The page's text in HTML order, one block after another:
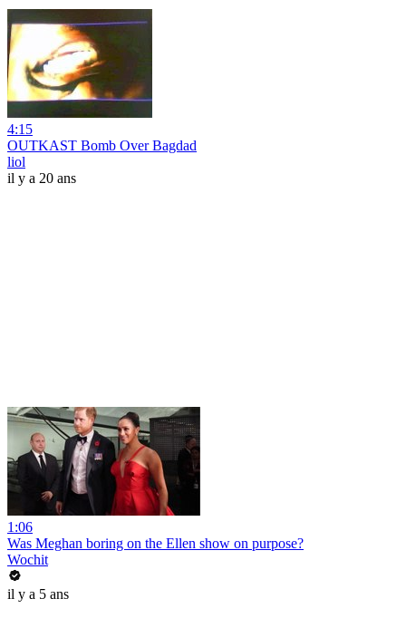
4:15
OUTKAST Bomb Over Bagdad
liol
il y a 20 ans
1:06
Was Meghan boring on the Ellen show on purpose?
Wochit
il y a 5 ans